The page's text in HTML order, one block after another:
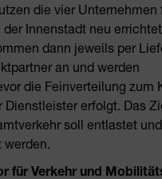
die vier Unternehmen
Innenstadt neu
dann jeweils per
an und werden
die Feinverteilung zum
Dienstleister erfolgt. Das
soll entlastet
werden.
für Verkehr und